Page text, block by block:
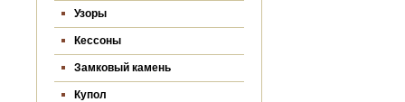
Узоры
Кессоны
Замковый камень
Купол